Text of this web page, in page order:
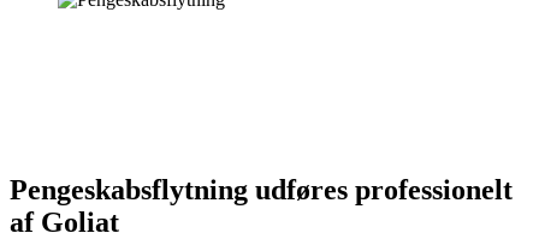
Pengeskabsflytning udføres professionelt
af Goliat